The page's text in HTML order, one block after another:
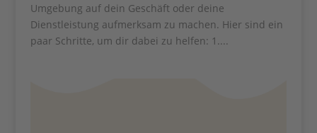
Umgebung auf dein Geschäft oder deine
Dienstleistung aufmerksam zu machen. Hier sind ein
paar Schritte, um dir dabei zu helfen: 1....